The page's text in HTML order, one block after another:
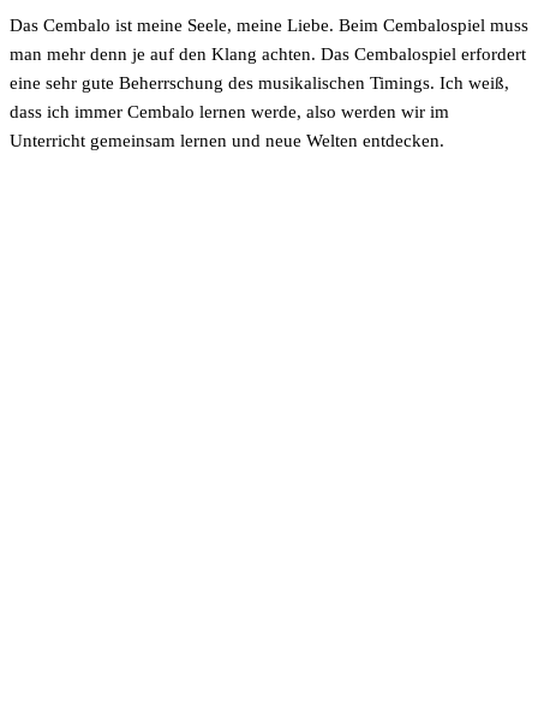
Das Cembalo ist meine Seele, meine Liebe. Beim Cembalospiel muss
man mehr denn je auf den Klang achten. Das Cembalospiel erfordert
eine sehr gute Beherrschung des musikalischen Timings. Ich weiß,
dass ich immer Cembalo lernen werde, also werden wir im
Unterricht gemeinsam lernen und neue Welten entdecken.